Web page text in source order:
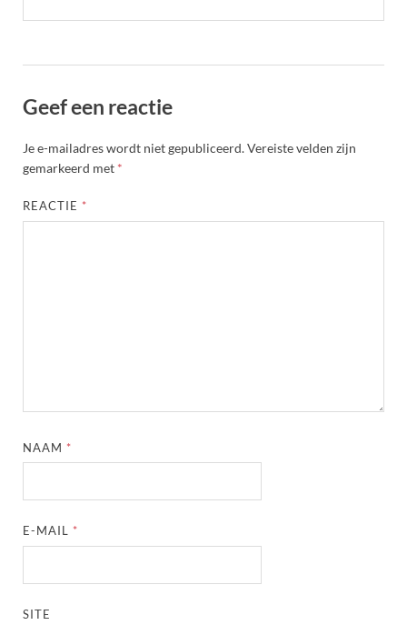
Geef een reactie
Je e-mailadres wordt niet gepubliceerd.Vereiste velden zijn
gemarkeerd met *
REACTIE *
NAAM *
E-MAIL *
SITE